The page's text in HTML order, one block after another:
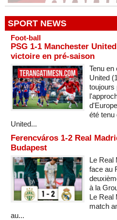
SPORT NEWS
Foot-ball
PSG 1-1 Manchester
victoire en pré-saison
Tenu
United
toujours
été tenu
United...
Ferencváros 1-2 Real
Budapest
Le Real
face au
à la
Le Real
match
au...